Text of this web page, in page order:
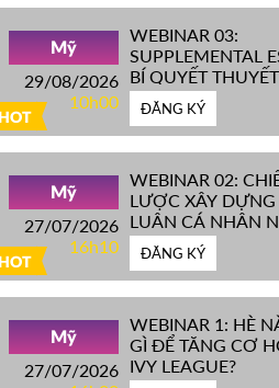
HOT
Mỹ
29/08/2026
10h00
WEBINAR 03:
SUPPLEMENTAL
BÍ QUYẾT
HỘI ĐỒNG TUYỂN
ĐH TOP ĐẦU MỸ
ĐĂNG KÝ
HOT
Mỹ
27/07/2026
16h10
WEBINAR 02:
LƯỢC XÂY DỰNG
LUẬN CÁ NHÂN
CHINH PHỤC ĐH
ĐẦU MỸ
ĐĂNG KÝ
Mỹ
27/07/2026
WEBINAR 1: HÈ
GÌ ĐỂ TĂNG CƠ
IVY LEAGUE?